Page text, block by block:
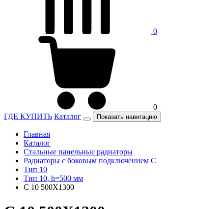
0
0
ГДЕ КУПИТЬ Каталог Показать навигацию
Главная
Каталог
Стальные панельные радиаторы
Радиаторы c боковым подключением C
Тип 10
Тип 10, h=500 мм
C 10 500X1300